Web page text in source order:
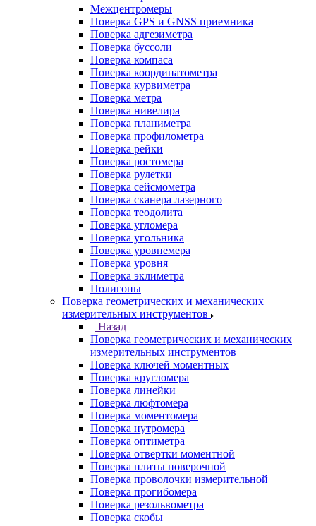
Межцентромеры
Поверка GPS и GNSS приемника
Поверка адгезиметра
Поверка буссоли
Поверка компаса
Поверка координатометра
Поверка курвиметра
Поверка метра
Поверка нивелира
Поверка планиметра
Поверка профилометра
Поверка рейки
Поверка ростомера
Поверка рулетки
Поверка сейсмометра
Поверка сканера лазерного
Поверка теодолита
Поверка угломера
Поверка угольника
Поверка уровнемера
Поверка уровня
Поверка эклиметра
Полигоны
Поверка геометрических и механических
измерительных инструментов
Назад
Поверка геометрических и механических
измерительных инструментов
Поверка ключей моментных
Поверка кругломера
Поверка линейки
Поверка люфтомера
Поверка моментомера
Поверка нутромера
Поверка оптиметра
Поверка отвертки моментной
Поверка плиты поверочной
Поверка проволочки измерительной
Поверка прогибомера
Поверка резольвометра
Поверка скобы